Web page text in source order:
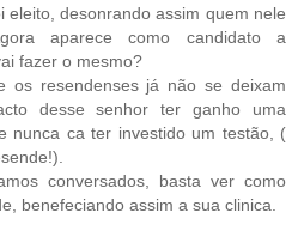
eleito, desonrando assim quem nele
aparece como candidato a
fazer o mesmo?
os resendenses já não se deixam
desse senhor ter ganho uma
nunca ca ter investido um testão, (
conversados, basta ver como
benefeciando assim a sua clinica.